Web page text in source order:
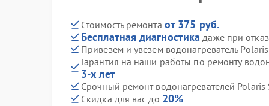
Стоимость ремонта от 375 руб.
Бесплатная диагностика даже при
Привезем и увезем водонагреватель
Гарантия на наши работы по ремонту
3-х лет
Срочный ремонт водонагревателей Polaris
Скидка для вас до 20%